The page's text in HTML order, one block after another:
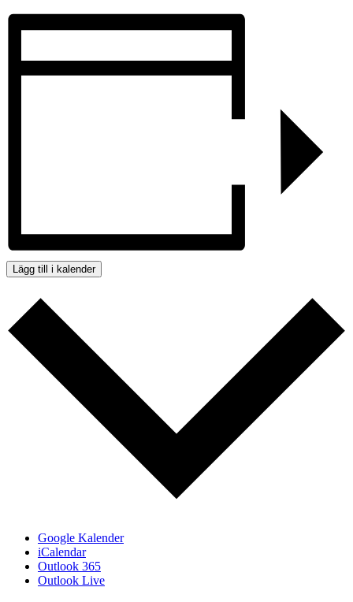
Lägg till i kalender
Google Kalender
iCalendar
Outlook 365
Outlook Live